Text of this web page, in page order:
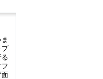
プ
面